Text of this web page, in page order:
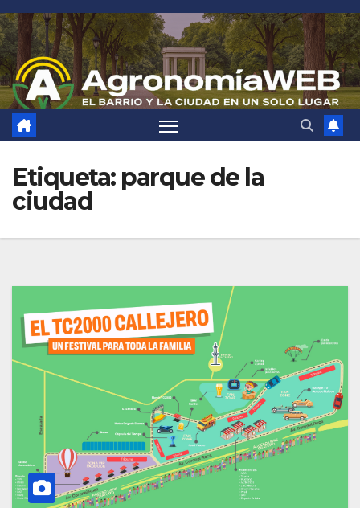
Saltar
al
contenido
Etiqueta: parque de la
ciudad